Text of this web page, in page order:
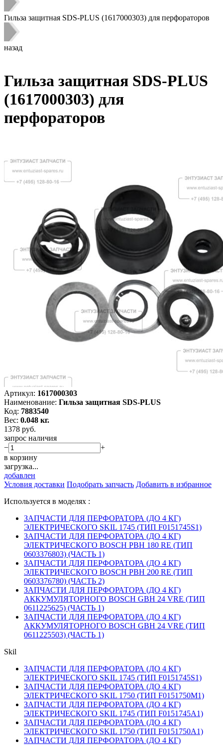
Гильза защитная SDS-PLUS (1617000303) для перфораторов
назад
Гильза защитная SDS-PLUS
(1617000303) для
перфораторов
Артикул: 1617000303
Наименование: Гильза защитная SDS-PLUS
Код: 7883540
Вес: 0.048 кг.
1378 руб.
запрос наличия
−
+
в корзину
загрузка...
добавлен
Условия доставки Подобрать запчасть Добавить в избранное
Используется в моделях :
ЗАПЧАСТИ ДЛЯ ПЕРФОРАТОРА (ДО 4 КГ)
ЭЛЕКТРИЧЕСКОГО SKIL 1745 (ТИП F0151745S1)
ЗАПЧАСТИ ДЛЯ ПЕРФОРАТОРА (ДО 4 КГ)
ЭЛЕКТРИЧЕСКОГО BOSCH PBH 180 RE (ТИП
0603376803) (ЧАСТЬ 1)
ЗАПЧАСТИ ДЛЯ ПЕРФОРАТОРА (ДО 4 КГ)
ЭЛЕКТРИЧЕСКОГО BOSCH PBH 200 RE (ТИП
0603376780) (ЧАСТЬ 2)
ЗАПЧАСТИ ДЛЯ ПЕРФОРАТОРА (ДО 4 КГ)
АККУМУЛЯТОРНОГО BOSCH GBH 24 VRE (ТИП
0611225625) (ЧАСТЬ 1)
ЗАПЧАСТИ ДЛЯ ПЕРФОРАТОРА (ДО 4 КГ)
АККУМУЛЯТОРНОГО BOSCH GBH 24 VRE (ТИП
0611225503) (ЧАСТЬ 1)
Skil
ЗАПЧАСТИ ДЛЯ ПЕРФОРАТОРА (ДО 4 КГ)
ЭЛЕКТРИЧЕСКОГО SKIL 1745 (ТИП F0151745S1)
ЗАПЧАСТИ ДЛЯ ПЕРФОРАТОРА (ДО 4 КГ)
ЭЛЕКТРИЧЕСКОГО SKIL 1750 (ТИП F0151750M1)
ЗАПЧАСТИ ДЛЯ ПЕРФОРАТОРА (ДО 4 КГ)
ЭЛЕКТРИЧЕСКОГО SKIL 1745 (ТИП F0151745A1)
ЗАПЧАСТИ ДЛЯ ПЕРФОРАТОРА (ДО 4 КГ)
ЭЛЕКТРИЧЕСКОГО SKIL 1750 (ТИП F0151750A1)
ЗАПЧАСТИ ДЛЯ ПЕРФОРАТОРА (ДО 4 КГ)